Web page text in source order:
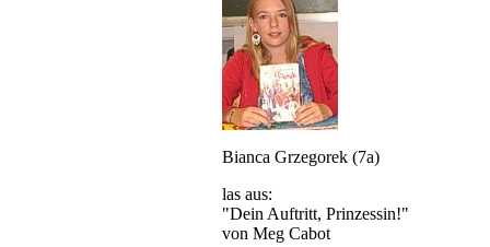
Bianca Grzegorek (7a)
las aus:
"Dein Auftritt, Prinzessin!"
von Meg Cabot